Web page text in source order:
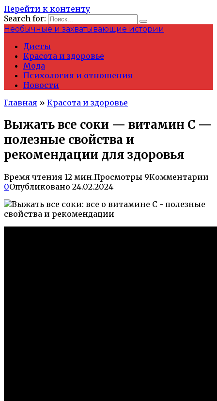
Перейти к контенту
Search for:
Необычные и захватывающие истории
Диеты
Красота и здоровье
Мода
Психология и отношения
Новости
Главная » Красота и здоровье
Выжать все соки — витамин С —
полезные свойства и
рекомендации для здоровья
Время чтения 12 мин.Просмотры 9Комментарии
0Опубликовано 24.02.2024